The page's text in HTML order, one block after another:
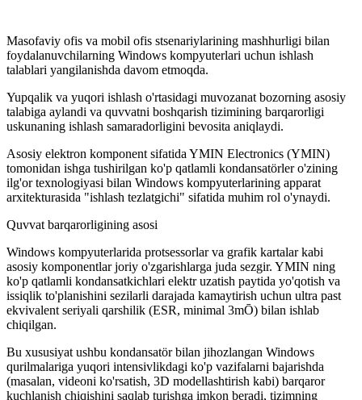
Masofaviy ofis va mobil ofis stsenariylarining mashhurligi bilan
foydalanuvchilarning Windows kompyuterlari uchun ishlash
talablari yangilanishda davom etmoqda.
Yupqalik va yuqori ishlash o'rtasidagi muvozanat bozorning asosiy
talabiga aylandi va quvvatni boshqarish tizimining barqarorligi
uskunaning ishlash samaradorligini bevosita aniqlaydi.
Asosiy elektron komponent sifatida YMIN Electronics (YMIN)
tomonidan ishga tushirilgan ko'p qatlamli kondansatörler o'zining
ilg'or texnologiyasi bilan Windows kompyuterlarining apparat
arxitekturasida "ishlash tezlatgichi" sifatida muhim rol o'ynaydi.
Quvvat barqarorligining asosi
Windows kompyuterlarida protsessorlar va grafik kartalar kabi
asosiy komponentlar joriy o'zgarishlarga juda sezgir. YMIN ning
ko'p qatlamli kondansatkichlari elektr uzatish paytida yo'qotish va
issiqlik to'planishini sezilarli darajada kamaytirish uchun ultra past
ekvivalent seriyali qarshilik (ESR, minimal 3mŌ) bilan ishlab
chiqilgan.
Bu xususiyat ushbu kondansatör bilan jihozlangan Windows
qurilmalariga yuqori intensivlikdagi ko'p vazifalarni bajarishda
(masalan, videoni ko'rsatish, 3D modellashtirish kabi) barqaror
kuchlanish chiqishini saqlab turishga imkon beradi, tizimning